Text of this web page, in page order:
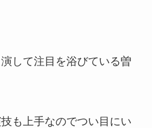
して注目を浴びている曽
も上手なのでつい目にい